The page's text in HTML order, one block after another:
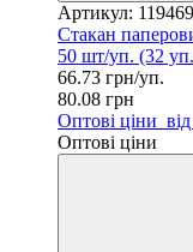
Артикул:
Стакан
50 шт/уп. (32
66.73 грн/уп.
80.08 грн
Оптові ціни
Оптові ціни